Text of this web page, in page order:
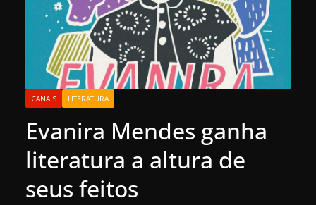
CANAIS LITERATURA
Evanira Mendes ganha
literatura a altura de
seus feitos